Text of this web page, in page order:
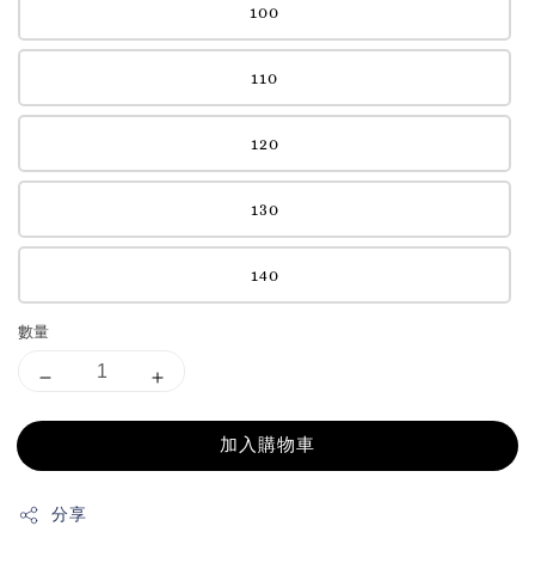
100
110
120
130
140
數量
加入購物車
分享